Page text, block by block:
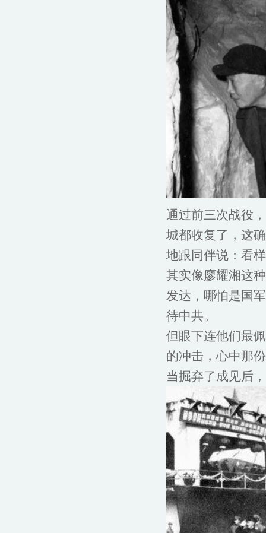
通过前三次战役
城都收复了，这
地跟同伴说：看
其实像廖耀湘这
发达，哪怕是国
待中共。
但眼下连他们最
的冲击，心中那
当掘弃了成见后